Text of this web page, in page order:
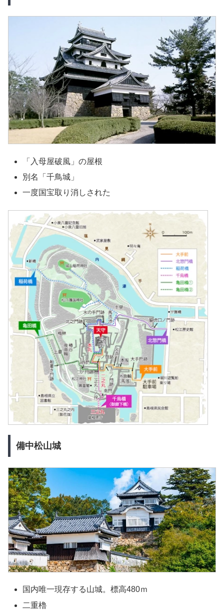
「入母屋破風」の屋根
別名「千鳥城」
一度国宝取り消しされた
備中松山城
国内唯一現存する山城。標高480ｍ
二重櫓